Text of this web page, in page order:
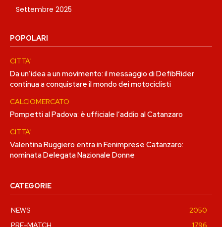
Settembre 2025
POPOLARI
CITTA'
Da un’idea a un movimento: il messaggio di DefibRider
continua a conquistare il mondo dei motociclisti
CALCIOMERCATO
Pompetti al Padova: è ufficiale l’addio al Catanzaro
CITTA'
Valentina Ruggiero entra in Fenimprese Catanzaro:
nominata Delegata Nazionale Donne
CATEGORIE
NEWS
2050
PRE-MATCH
1796